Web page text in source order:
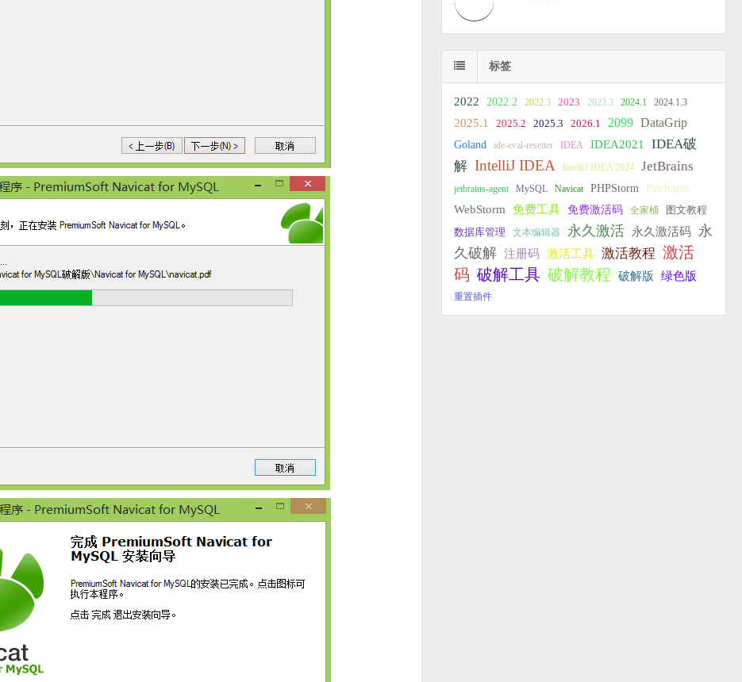
标签
2022 2022.2 2022.3 2023 2023.3 2024.1 2024.1.3
2025.1 2025.2 2025.3 2026.1 2099 DataGrip
Goland ide-eval-resetter IDEA IDEA2021
IDEA破
解 IntelliJ IDEA IntelliJ IDEA 2024 JetBrains
jetbrains-agent MySQL Navicat PHPStorm Pycharm
WebStorm 免费工具 免费激活码 全家桶 图文教程
数据库管理 文本编辑器 永久激活 永久激活码
永
久破解 注册码 激活工具 激活教程 激活
码 破解工具 破解教程 破解版 绿色版
重置插件